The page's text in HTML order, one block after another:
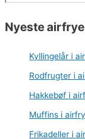
Nyeste
Kyllingelår i
Rodfrugter i
Hakkebøf i
Muffins i
Frikadeller i